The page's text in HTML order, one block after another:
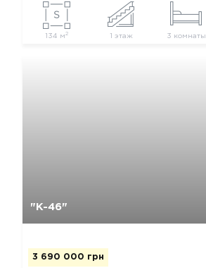
134 м2 1 этаж 3 комнаты
"К-46"
3 690 000 грн